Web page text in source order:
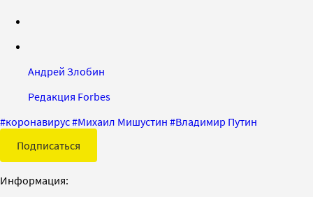
Андрей Злобин
Редакция Forbes
#коронавирус#Михаил Мишустин #Владимир Путин
Подписаться
Информация: